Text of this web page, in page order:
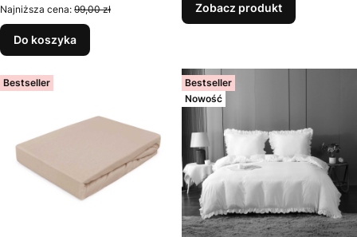
Najniższa cena: 99,00 zł
Do koszyka
Zobacz produkt
Bestseller
Bestseller
Nowość